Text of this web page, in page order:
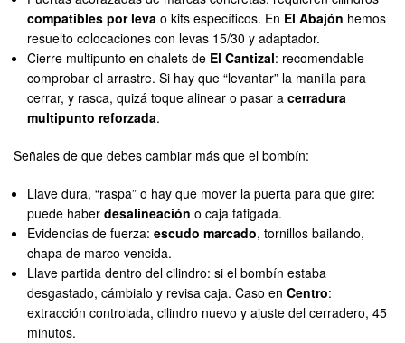
compatibles por leva o kits específicos. En El Abajón hemos
resuelto colocaciones con levas 15/30 y adaptador.
Cierre multipunto en chalets de El Cantizal: recomendable
comprobar el arrastre. Si hay que “levantar” la manilla para
cerrar, y rasca, quizá toque alinear o pasar acerradura
multipunto reforzada.
Señales de que debes cambiar más que el bombín:
Llave dura, “raspa” o hay que mover la puerta para que gire:
puede haberdesalineación o caja fatigada.
Evidencias de fuerza:escudo marcado, tornillos bailando,
chapa de marco vencida.
Llave partida dentro del cilindro: si el bombín estaba
desgastado, cámbialo y revisa caja. Caso enCentro:
extracción controlada, cilindro nuevo y ajuste del cerradero, 45
minutos.